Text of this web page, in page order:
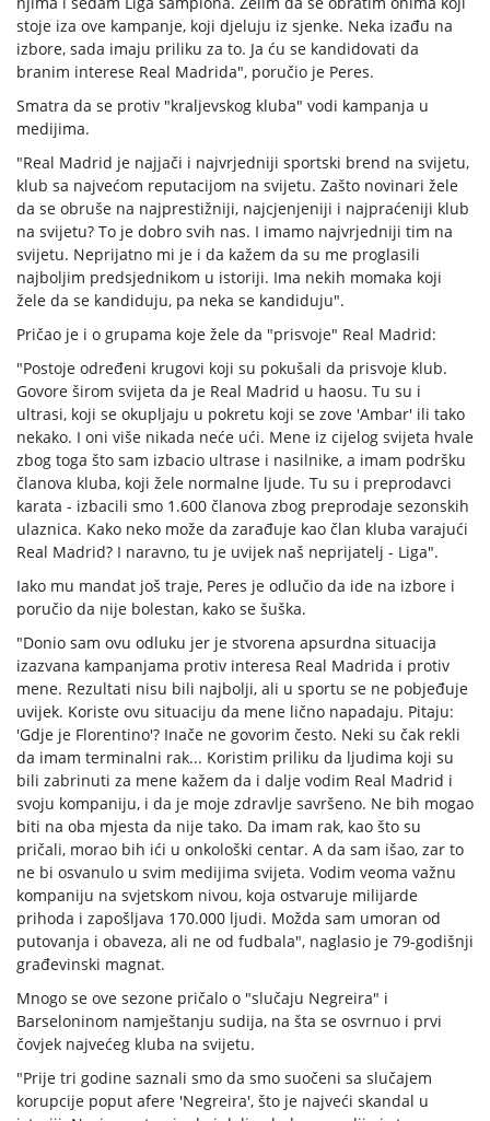
stoje iza ove kampanje, koji djeluju iz sjenke. Neka izađu na
izbore, sada imaju priliku za to. Ja ću se kandidovati da
branim interese Real Madrida", poručio je Peres.
Smatra da se protiv "kraljevskog kluba" vodi kampanja u
medijima.
"Real Madrid je najjači i najvrjedniji sportski brend na svijetu,
klub sa najvećom reputacijom na svijetu. Zašto novinari žele
da se obruše na najprestižniji, najcjenjeniji i najpraćeniji klub
na svijetu? To je dobro svih nas. I imamo najvrjedniji tim na
svijetu. Neprijatno mi je i da kažem da su me proglasili
najboljim predsjednikom u istoriji. Ima nekih momaka koji
žele da se kandiduju, pa neka se kandiduju".
Pričao je i o grupama koje žele da "prisvoje" Real Madrid:
"Postoje određeni krugovi koji su pokušali da prisvoje klub.
Govore širom svijeta da je Real Madrid u haosu. Tu su i
ultrasi, koji se okupljaju u pokretu koji se zove 'Ambar' ili tako
nekako. I oni više nikada neće ući. Mene iz cijelog svijeta hvale
zbog toga što sam izbacio ultrase i nasilnike, a imam podršku
članova kluba, koji žele normalne ljude. Tu su i preprodavci
karata - izbacili smo 1.600 članova zbog preprodaje sezonskih
ulaznica. Kako neko može da zarađuje kao član kluba varajući
Real Madrid? I naravno, tu je uvijek naš neprijatelj - Liga".
Iako mu mandat još traje, Peres je odlučio da ide na izbore i
poručio da nije bolestan, kako se šuška.
"Donio sam ovu odluku jer je stvorena apsurdna situacija
izazvana kampanjama protiv interesa Real Madrida i protiv
mene. Rezultati nisu bili najbolji, ali u sportu se ne pobjeđuje
uvijek. Koriste ovu situaciju da mene lično napadaju. Pitaju:
'Gdje je Florentino'? Inače ne govorim često. Neki su čak rekli
da imam terminalni rak... Koristim priliku da ljudima koji su
bili zabrinuti za mene kažem da i dalje vodim Real Madrid i
svoju kompaniju, i da je moje zdravlje savršeno. Ne bih mogao
biti na oba mjesta da nije tako. Da imam rak, kao što su
pričali, morao bih ići u onkološki centar. A da sam išao, zar to
ne bi osvanulo u svim medijima svijeta. Vodim veoma važnu
kompaniju na svjetskom nivou, koja ostvaruje milijarde
prihoda i zapošljava 170.000 ljudi. Možda sam umoran od
putovanja i obaveza, ali ne od fudbala", naglasio je 79-godišnji
građevinski magnat.
Mnogo se ove sezone pričalo o "slučaju Negreira" i
Barseloninom namještanju sudija, na šta se osvrnuo i prvi
čovjek najvećeg kluba na svijetu.
"Prije tri godine saznali smo da smo suočeni sa slučajem
korupcije poput afere 'Negreira', što je najveći skandal u